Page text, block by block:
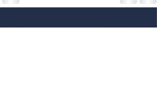
פוסטים אחרונים הצג הכול